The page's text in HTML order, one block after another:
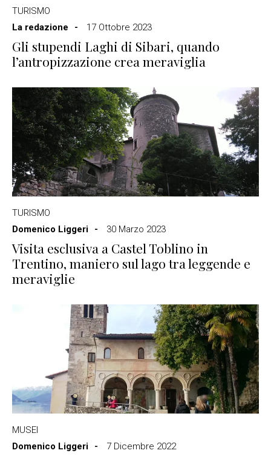
TURISMO
La redazione
17 Ottobre 2023
Gli stupendi Laghi di Sibari, quando
l’antropizzazione crea meraviglia
TURISMO
Domenico Liggeri
30 Marzo 2023
Visita esclusiva a Castel Toblino in
Trentino, maniero sul lago tra leggende e
meraviglie
MUSEI
Domenico Liggeri
7 Dicembre 2022